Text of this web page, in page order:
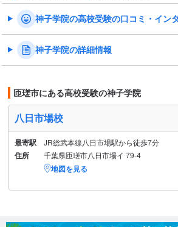
神子学院の高校受験の口コミ・イン
神子学院の詳細情報
匝瑳市にある高校受験の神子学院
八日市場校
最寄駅 JR総武本線八日市場駅から徒歩7分
住所 千葉県匝瑳市八日市場イ 79-4
地図を見る